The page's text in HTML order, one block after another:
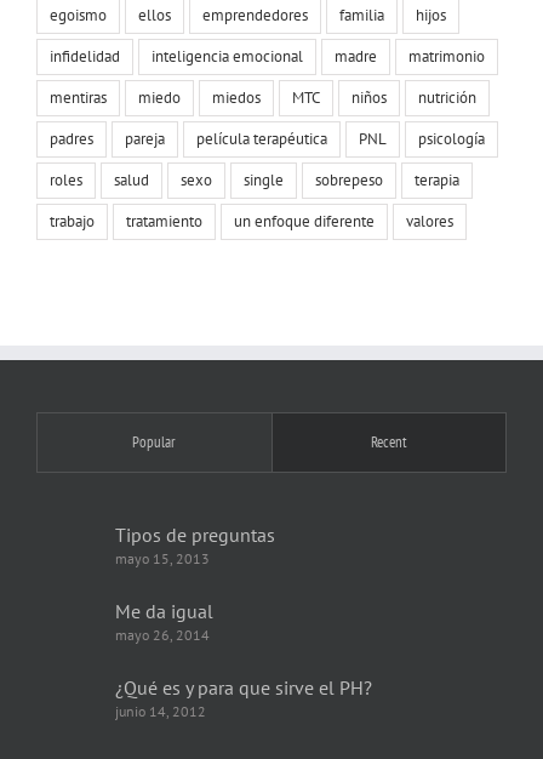
egoismo
ellos emprendedores familia
hijos
infidelidad
inteligencia emocional madre
matrimonio
mentiras
miedo miedos MTC niños
nutrición
padres
pareja película terapéutica PNL
psicología
roles
salud sexo single sobrepeso
terapia
trabajo
tratamiento un enfoque diferente valores
Popular Recent
Tipos de preguntas
mayo 15, 2013
Me da igual
mayo 26, 2014
¿Qué es y para que sirve el PH?
junio 14, 2012